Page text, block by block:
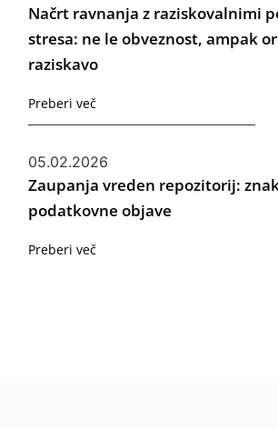
Načrt ravnanja z raziskovalnimi
stresa: ne le obveznost, ampak
raziskavo
Preberi več
05.02.2026
Zaupanja vreden repozitorij:
podatkovne objave
Preberi več